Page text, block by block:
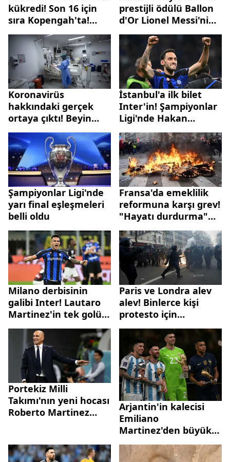
kükredi! Son 16 için
sıra Kopengah'ta!
Galatasaray 3-3
Manchester United
(MAÇ SONUCU)
prestijli ödülü Ballon
d'Or Lionel Messi'nin
oldu
Koronavirüs
hakkındaki gerçek
ortaya çıktı! Beyin
hücreleriyle
birleşiyor...
İstanbul'a ilk bilet
Inter'in! Şampiyonlar
Ligi'nde Hakan
Çalhanoğlu finale
yükseldi...
Şampiyonlar Ligi'nde
yarı final eşleşmeleri
belli oldu
Fransa'da emeklilik
reformuna karşı grev!
"Hayatı durdurma"
çağrısı yapıldı
Milano derbisinin
galibi Inter! Lautaro
Martinez'in tek golü
yetti
Paris ve Londra alev
alev! Binlerce kişi
protesto için
sokaklara indi!
Hedeflerinde
emeklilik reformu ve
maaş artışı var...
Portekiz Milli
Takımı'nın yeni hocası
Roberto Martinez
Arjantin'in kalecisi
Emiliano
Martinez'den büyük
tepkiye neden olan
bel altı hareket